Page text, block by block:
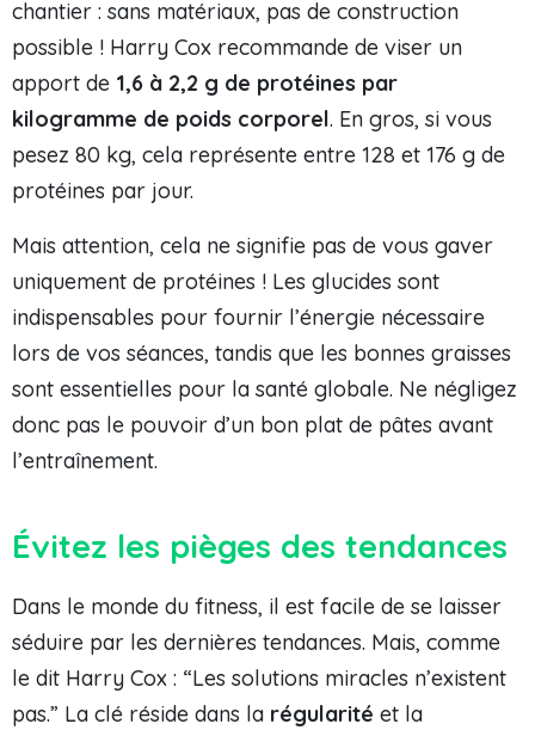
chantier : sans matériaux, pas de construction
possible ! Harry Cox recommande de viser un
apport de 1,6 à 2,2 g de protéines par
kilogramme de poids corporel. En gros, si vous
pesez 80 kg, cela représente entre 128 et 176 g de
protéines par jour.
Mais attention, cela ne signifie pas de vous gaver
uniquement de protéines ! Les glucides sont
indispensables pour fournir l’énergie nécessaire
lors de vos séances, tandis que les bonnes graisses
sont essentielles pour la santé globale. Ne négligez
donc pas le pouvoir d’un bon plat de pâtes avant
l’entraînement.
Évitez les pièges des tendances
Dans le monde du fitness, il est facile de se laisser
séduire par les dernières tendances. Mais, comme
le dit Harry Cox : “Les solutions miracles n’existent
pas.” La clé réside dans la régularité et la